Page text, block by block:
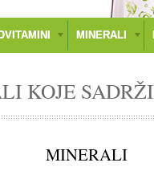
MINERALI
KOJE
MINERALI